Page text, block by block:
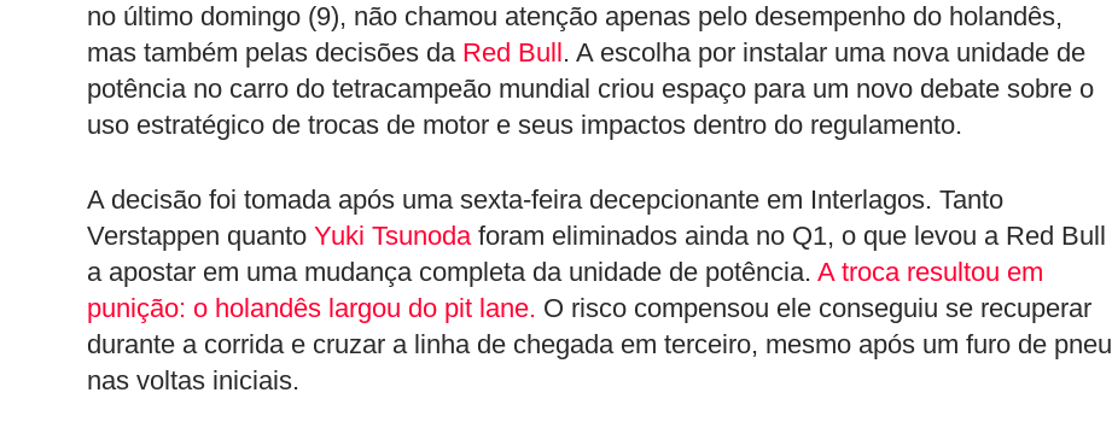
no último domingo (9), não chamou atenção apenas pelo desempenho do holandês,
mas também pelas decisões da Red Bull. A escolha por instalar uma nova unidade de
potência no carro do tetracampeão mundial criou espaço para um novo debate sobre o
uso estratégico de trocas de motor e seus impactos dentro do regulamento.
A decisão foi tomada após uma sexta-feira decepcionante em Interlagos. Tanto
Verstappen quanto Yuki Tsunodaforam eliminados ainda no Q1, o que levou a Red Bull
a apostar em uma mudança completa da unidade de potência. A troca resultou em
punição: o holandês largou do pit lane. O risco compensou ele conseguiu se recuperar
durante a corrida e cruzar a linha de chegada em terceiro, mesmo após um furo de pneu
nas voltas iniciais.